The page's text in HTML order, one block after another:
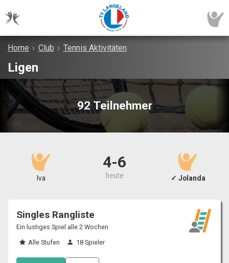
Home › Club › Tennis Aktivitäten
Ligen
92 Teilnehmer
Iva
4-6
heute ✓ Jolanda
Singles Rangliste
Ein lustiges Spiel alle 2 Wochen
Alle Stufen
18 Spieler